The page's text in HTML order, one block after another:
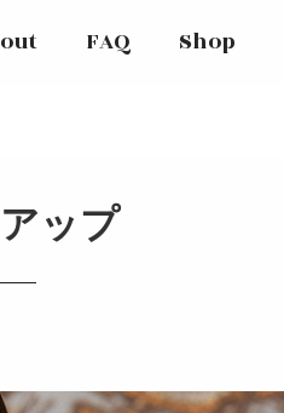
FAQ Shop
ップ